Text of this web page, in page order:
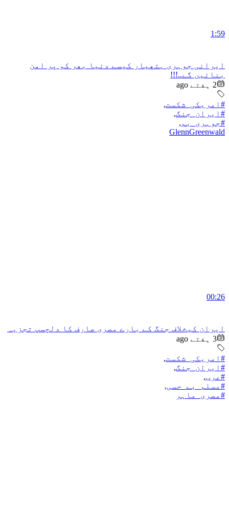
1:59
ایرانی جوہری ہتھیار کیسے دنیا بھر کو پر امن
بنائیں گے..!!!
2 ہفتے ago
#امریکی_شکست,
#ایران_جنگ,
#جوہری_بم ,
GlennGreenwald
00:26
ایران کیخلاف جنگ کے بارے مصری صارف کا دلچسپ تجزیہ
3 ہفتے ago
#امریکی_شکست,
#ایران_جنگ,
#عرب,
#مسلم_بے_حسی,
#مصری_ماہر